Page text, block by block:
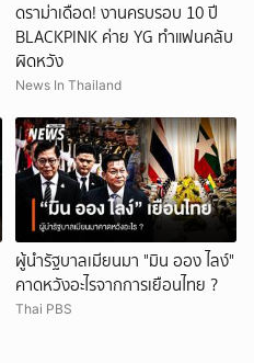
ดราม่าเดือด! งานครบรอบ 10 ปี
BLACKPINK ค่าย YG ทำแฟนคลับ
ผิดหวัง
News In Thailand
ผู้นำรัฐบาลเมียนมา "มิน ออง ไลง์"
คาดหวังอะไรจากการเยือนไทย ?
Thai PBS